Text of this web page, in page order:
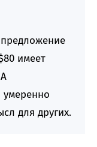
имеет
умеренно
для других.